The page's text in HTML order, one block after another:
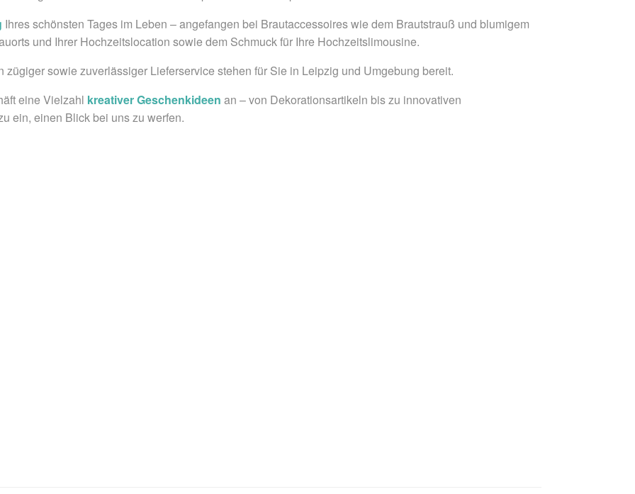
Ihres schönsten Tages im Leben – angefangen bei Brautaccessoires wie dem Brautstrauß und blumigem
und Ihrer Hochzeitslocation sowie dem Schmuck für Ihre Hochzeitslimousine.
sowie zuverlässiger Lieferservice stehen für Sie in Leipzig und Umgebung bereit.
eine Vielzahl kreativer Geschenkideen an – von Dekorationsartikeln bis zu innovativen
ein, einen Blick bei uns zu werfen.